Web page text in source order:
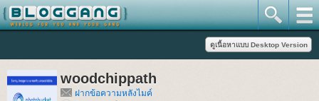
woodchippath
ฝากข้อความหลังไมค์